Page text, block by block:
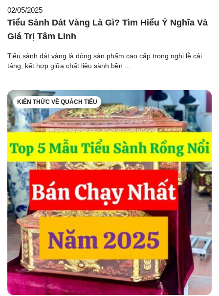
02/05/2025
Tiểu Sành Dát Vàng Là Gì? Tìm Hiểu Ý Nghĩa Và
Giá Trị Tâm Linh
Tiểu sành dát vàng là dòng sản phẩm cao cấp trong nghi lễ cải
táng, kết hợp giữa chất liệu sành bền ...
KIẾN THỨC VỀ QUÁCH TIỂU